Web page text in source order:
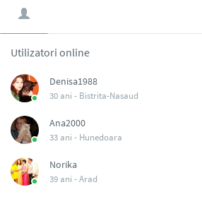
Utilizatori online
Denisa1988
30 ani - Bistrita-Nasaud
Ana2000
33 ani - Hunedoara
Norika
39 ani -Arad